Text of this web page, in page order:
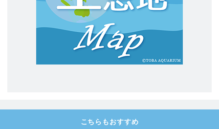
こちらもおすすめ